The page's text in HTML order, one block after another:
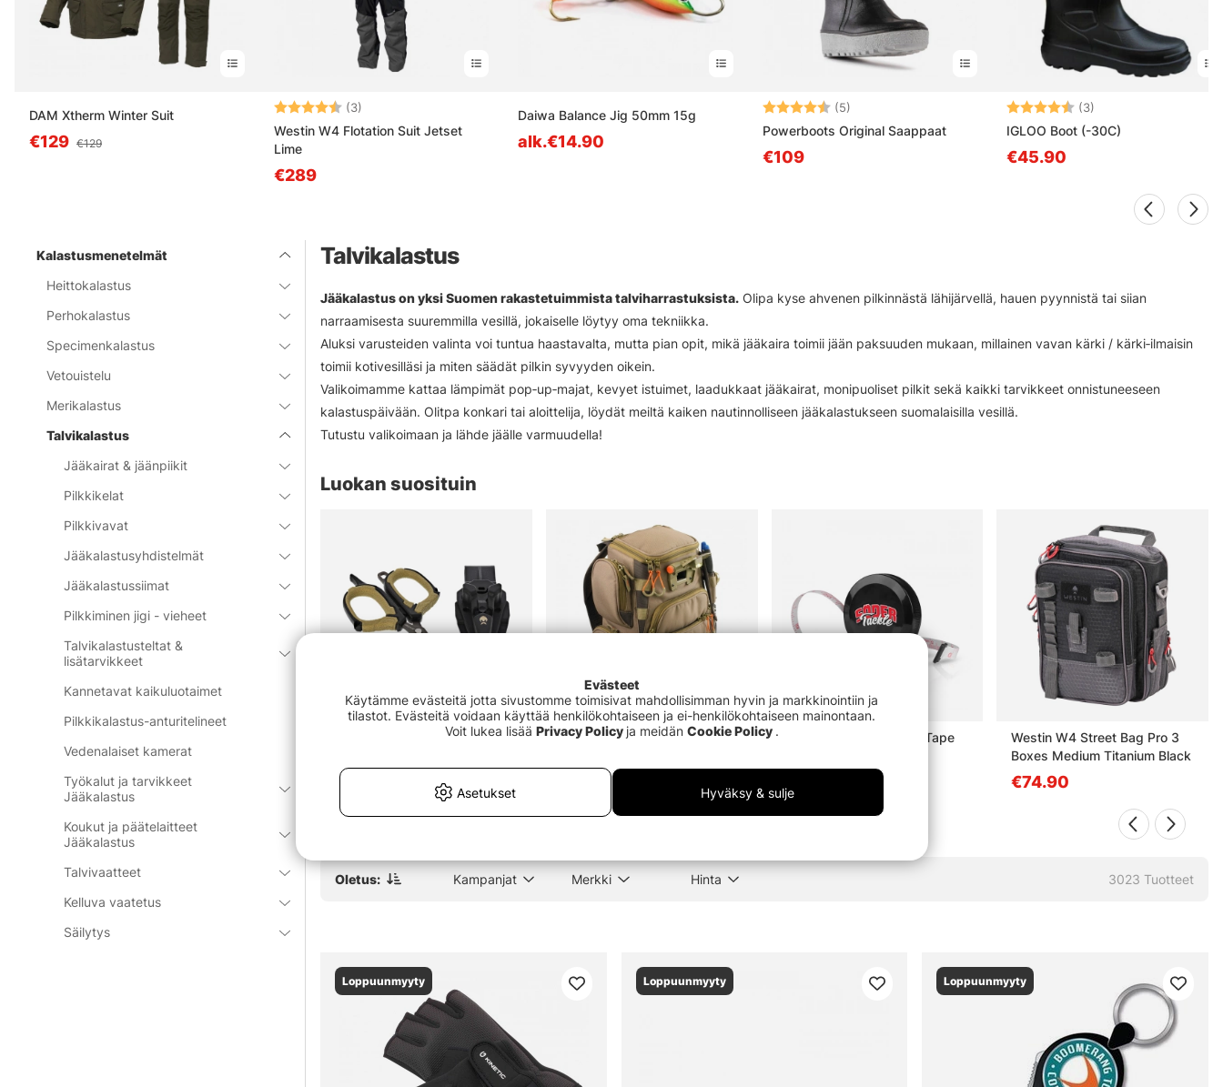
DAM Xtherm Winter Suit
€129 €129
Arvio: (3)
Westin W4 Flotation Suit Jetset
Lime
€289
Daiwa Balance Jig 50mm 15g
alk.€14.90
Arvio: (5)
Powerboots Original Saappaat
€109
Arvio: (3)
IGLOO Boot (-30C)
€45.90
Kalastusmenetelmät
Heittokalastus
Perhokalastus
Specimenkalastus
Vetouistelu
Merikalastus
Talvikalastus
Jääkairat & jäänpiikit
Pilkkikelat
Pilkkivavat
Jääkalastusyhdistelmät
Jääkalastussiimat
Pilkkiminen jigi - vieheet
Talvikalastusteltat &
lisätarvikkeet
Kannetavat kaikuluotaimet
Pilkkikalastus-anturitelineet
Vedenalaiset kamerat
Työkalut ja tarvikkeet
Jääkalastus
Koukut ja päätelaitteet
Jääkalastus
Talvivaatteet
Kelluva vaatetus
Säilytys
Talvikalastus
Jääkalastus on yksi Suomen rakastetuimmista talviharrastuksista. Olipa kyse ahvenen pilkinnästä lähijärvellä, hauen pyynnistä tai siian
narraamisesta suuremmilla vesillä, jokaiselle löytyy oma tekniikka.
Aluksi varusteiden valinta voi tuntua haastavalta, mutta pian opit, mikä jääkaira toimii jään paksuuden mukaan, millainen vavan kärki / kärki‑ilmaisin
toimii kotivesilläsi ja miten säädät pilkin syvyyden oikein.
Valikoimamme kattaa lämpimät pop‑up‑majat, kevyet istuimet, laadukkaat jääkairat, monipuoliset pilkit sekä kaikki tarvikkeet onnistuneeseen
kalastuspäivään. Olitpa konkari tai aloittelija, löydät meiltä kaiken nautinnolliseen jääkalastukseen suomalaisilla vesillä.
Tutustu valikoimaan ja lähde jäälle varmuudella!
Luokan suosituin
Boxes Medium Titanium Black
€74.90
Westin Braid Scissors Incl,
Sand
€10.90
Outlet 41%
Wild River Backpack 22cm
Söder Tackle Measure Tape
Westin W4 Street Bag Pro 3
Boxes Medium Titanium Black
€74.90
Oletus: Kampanjat Merkki Hinta 3023 Tuotteet
Loppuunmyyty Loppuunmyyty Loppuunmyyty
Evästeet
Käytämme evästeitä jotta sivustomme toimisivat mahdollisimman hyvin ja markkinointiin ja
tilastot. Evästeitä voidaan käyttää henkilökohtaiseen ja ei-henkilökohtaiseen mainontaan.
Voit lukea lisää Privacy Policy ja meidän Cookie Policy .
Asetukset Hyväksy & sulje